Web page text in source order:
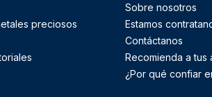
preciosos
Sobre nosotros
Estamos
Contáctanos
Recomienda a tus
¿Por qué confiar